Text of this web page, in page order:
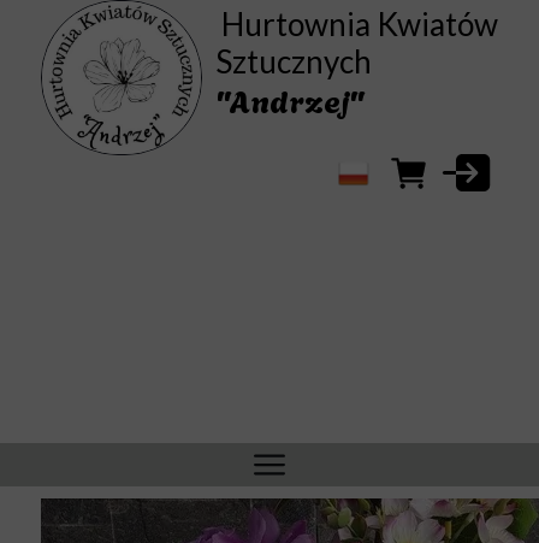
Hurtownia Kwiatów
Sztucznych
"Andrzej"